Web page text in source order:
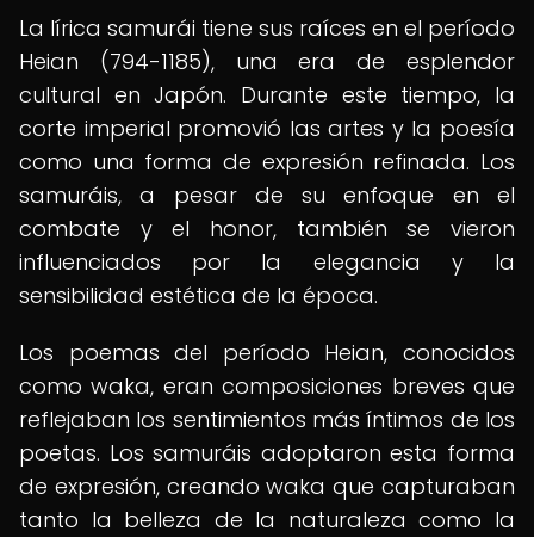
La lírica samurái tiene sus raíces en el período
Heian (794-1185), una era de esplendor
cultural en Japón. Durante este tiempo, la
corte imperial promovió las artes y la poesía
como una forma de expresión refinada. Los
samuráis, a pesar de su enfoque en el
combate y el honor, también se vieron
influenciados por la elegancia y la
sensibilidad estética de la época.
Los poemas del período Heian, conocidos
como waka, eran composiciones breves que
reflejaban los sentimientos más íntimos de los
poetas. Los samuráis adoptaron esta forma
de expresión, creando waka que capturaban
tanto la belleza de la naturaleza como la